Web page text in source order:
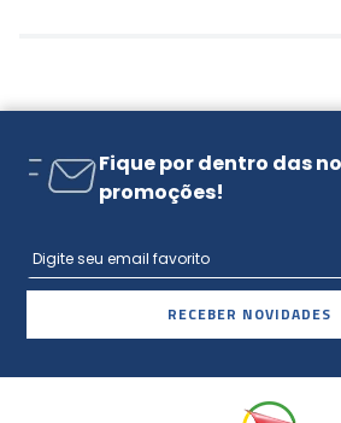
Fique por dentro das
promoções!
RECEBER NOVIDADES